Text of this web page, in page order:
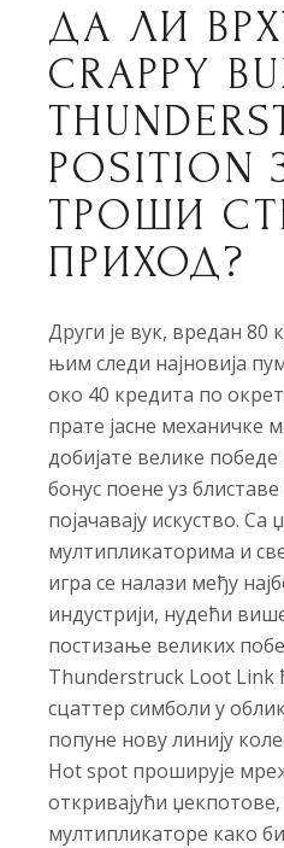
ДА ЛИ
CRAPPY
POSITION
ТРОШИ
ПРИХОД?
Други је вук, вредан 80
њим следи најновија
око 40 кредита по
прате јасне механичке
добијате велике
бонус поене уз
појачавају искуство.
мултипликаторима и
игра се налази међу
индустрији, нудећи
постизање великих
Thunderstruck Loot Link
сцаттер симболи у
попуне нову линију
Hot spot проширује
откривајући
мултипликаторе како